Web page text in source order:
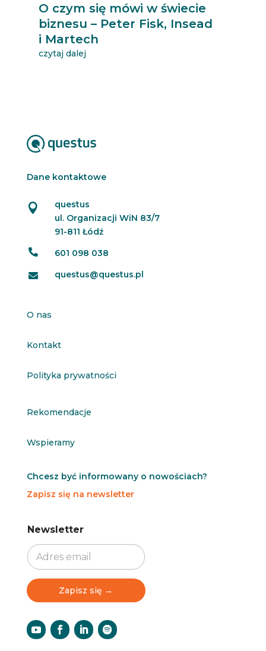
O czym się mówi w świecie
biznesu – Peter Fisk, Insead
i Martech
czytaj dalej
Dane kontaktowe

questus
ul. Organizacji WiN 83/7
91-811 Łódź
 601 098 038
 questus@questus.pl
O nas
Kontakt
Polityka prywatności
Rekomendacje
Wspieramy
Chcesz być informowany o nowościach?
Zapisz się na newsletter
e
w
s
l
e
t
t
r
N
e
w
s
l
e
t
t
r
Newsletter
Zapisz się →